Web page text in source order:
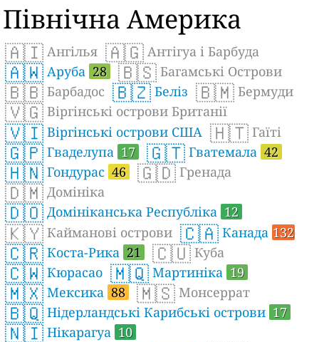
Північна Америка
🇦🇮 Ангілья 🇦🇬 Антігуа і Барбуда
🇦🇼 Аруба 28 🇧🇸 Багамські Острови
🇧🇧 Барбадос 🇧🇿 Беліз 🇧🇲 Бермуди
🇻🇬 Віргінські острови Британії
🇻🇮 Віргінські острови США 🇭🇹 Гаїті
🇬🇵 Гваделупа 17 🇬🇹 Гватемала 42
🇭🇳 Гондурас 46 🇬🇩 Гренада
🇩🇲 Домініка
🇩🇴 Домініканська Республіка 12
🇰🇾 Кайманові острови 🇨🇦 Канада 132
🇨🇷 Коста-Рика 21 🇨🇺 Куба
🇨🇼 Кюрасао 🇲🇶 Мартиніка 19
🇲🇽 Мексика 88 🇲🇸 Монсеррат
🇧🇶 Нідерландські Карибські острови 17
🇳🇮 Нікарагуа 10